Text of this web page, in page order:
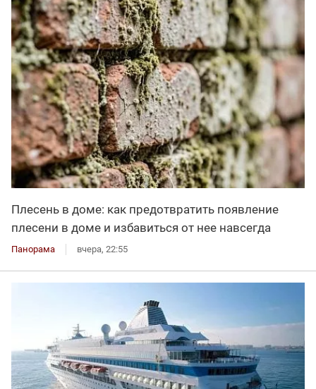
Плесень в доме: как предотвратить появление
плесени в доме и избавиться от нее навсегда
Панорама вчера, 22:55